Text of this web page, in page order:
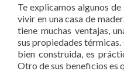
Te explicamos algunos
vivir en una casa de
tiene muchas ventajas,
sus propiedades térmicas.
bien construida, es
Otro de sus beneficios es